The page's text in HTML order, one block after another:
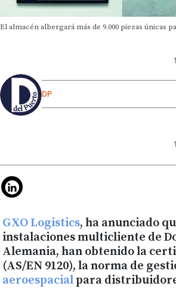
El almacén albergará más de 9.000 piezas únicas
DP
GXO Logistics, ha anunciado
instalaciones multicliente de
Alemania, han obtenido la
(AS/EN 9120), la norma de
aeroespacialpara